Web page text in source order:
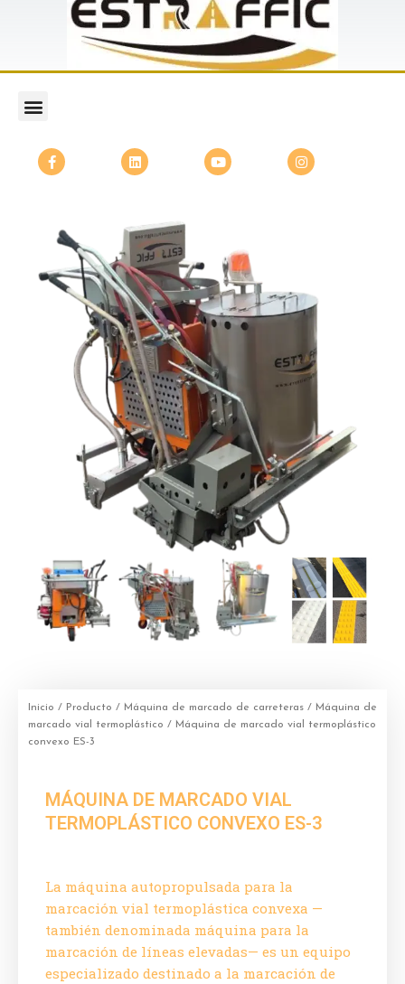
Inicio / Producto / Máquina de marcado de carreteras / Máquina de
marcado vial termoplástico / Máquina de marcado vial termoplástico
convexo ES-3
MÁQUINA DE MARCADO VIAL
TERMOPLÁSTICO CONVEXO ES-3
La máquina autopropulsada para la
marcación vial termoplástica convexa —
también denominada máquina para la
marcación de líneas elevadas— es un equipo
especializado destinado a la marcación de